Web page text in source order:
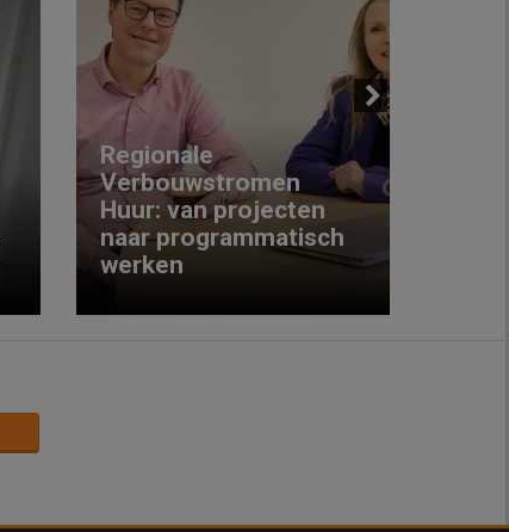
Regionale
Verbouwstromen
Huur: van projecten
naar programmatisch
werken
Next